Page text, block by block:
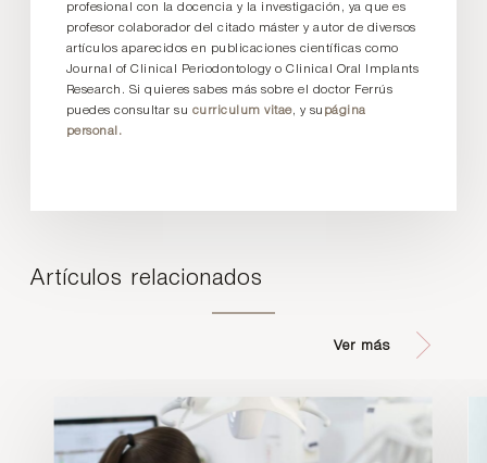
profesional con la docencia y la investigación, ya que es
profesor colaborador del citado máster y autor de diversos
artículos aparecidos en publicaciones científicas como
Journal of Clinical Periodontology o Clinical Oral Implants
Research. Si quieres sabes más sobre el doctor Ferrús
puedes consultar su curriculum vitae, y su página
personal.
Artículos relacionados
Ver más